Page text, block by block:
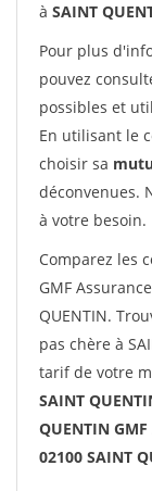
à SAINT
Pour plus
pouvez
possibles et
En utilisant le
choisir sa
déconvenues.
à votre besoin.
Comparez les
GMF
QUENTIN.
pas chère à
tarif de votre
SAINT
QUENTIN
02100 SAINT